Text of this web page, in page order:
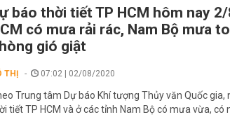
báo thời tiết TP HCM hôm nay 2/
có mưa rải rác, Nam Bộ mưa
gió giật
THỊ 07:02 | 02/08/2020
Trung tâm Dự báo Khí tượng Thủy văn Quốc gia,
tiết TP HCM và ở các tỉnh Nam Bộ có mưa vừa, có